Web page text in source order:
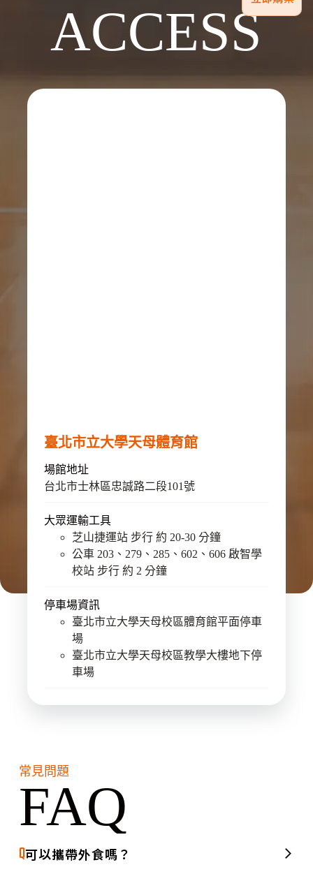
ACCESS
臺北市立大學天母體育館
場館地址
台北市士林區忠誠路二段101號
大眾運輸工具
芝山捷運站 步行 約 20-30 分鐘
公車 203、279、285、602、606 啟智學
校站 步行 約 2 分鐘
停車場資訊
臺北市立大學天母校區體育館平面停車
場
臺北市立大學天母校區教學大樓地下停
車場
常見問題
FAQ
Q可以攜帶外食嗎？